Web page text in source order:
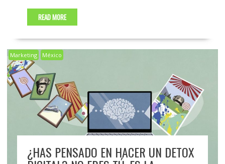
READ MORE
Marketing México
¿HAS PENSADO EN HACER UN DETOX